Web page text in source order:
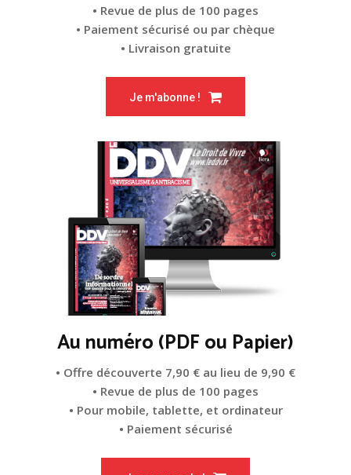
• Revue de plus de 100 pages
• Paiement sécurisé ou par chèque
• Livraison gratuite
Je m'abonne !
Au numéro (PDF ou Papier)
• Offre découverte 7,90 € au lieu de 9,90 €
• Revue de plus de 100 pages
• Pour mobile, tablette, et ordinateur
• Paiement sécurisé